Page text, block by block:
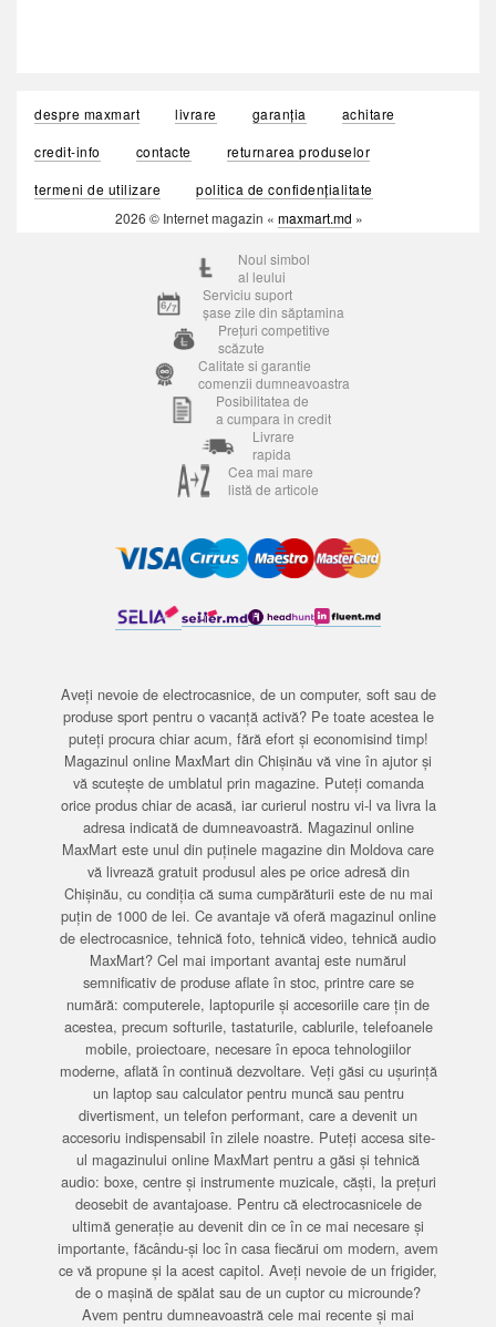
despre maxmart livrare garanția
achitare
credit-info
contacte
returnarea produselor
termeni de utilizare
politica de confidențialitate
2026 © Internet magazin « maxmart.md »
Noul simbol
al leului
Serviciu suport
șase zile din săptamina
Prețuri competitive
scăzute
Calitate si garantie
comenzii dumneavoastra
Posibilitatea de
a cumpara in credit
Livrare
rapida
Cea mai mare
listă de articole
Aveți nevoie de electrocasnice, de un computer, soft sau de
produse sport pentru o vacanță activă? Pe toate acestea le
puteți procura chiar acum, fără efort și economisind timp!
Magazinul online MaxMart din Chișinău vă vine în ajutor și
vă scutește de umblatul prin magazine. Puteți comanda
orice produs chiar de acasă, iar curierul nostru vi-l va livra la
adresa indicată de dumneavoastră. Magazinul online
MaxMart este unul din puținele magazine din Moldova care
vă livrează gratuit produsul ales pe orice adresă din
Chișinău, cu condiția că suma cumpărăturii este de nu mai
puțin de 1000 de lei. Ce avantaje vă oferă magazinul online
de electrocasnice, tehnică foto, tehnică video, tehnică audio
MaxMart? Cel mai important avantaj este numărul
semnificativ de produse aflate în stoc, printre care se
numără: computerele, laptopurile și accesoriile care țin de
acestea, precum softurile, tastaturile, cablurile, telefoanele
mobile, proiectoare, necesare în epoca tehnologiilor
moderne, aflată în continuă dezvoltare. Veți găsi cu ușurință
un laptop sau calculator pentru muncă sau pentru
divertisment, un telefon performant, care a devenit un
accesoriu indispensabil în zilele noastre. Puteți accesa site-
ul magazinului online MaxMart pentru a găsi și tehnică
audio: boxe, centre și instrumente muzicale, căști, la prețuri
deosebit de avantajoase. Pentru că electrocasnicele de
ultimă generație au devenit din ce în ce mai necesare și
importante, făcându-și loc în casa fiecărui om modern, avem
ce vă propune și la acest capitol. Aveți nevoie de un frigider,
de o mașină de spălat sau de un cuptor cu microunde?
Avem pentru dumneavoastră cele mai recente și mai